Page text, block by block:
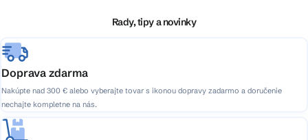
e
Rady, tipy a novinky
Doprava zdarma
Nakúpte nad 300 € alebo vyberajte tovar s ikonou dopravy zadarmo a doručenie
nechajte kompletne na nás.